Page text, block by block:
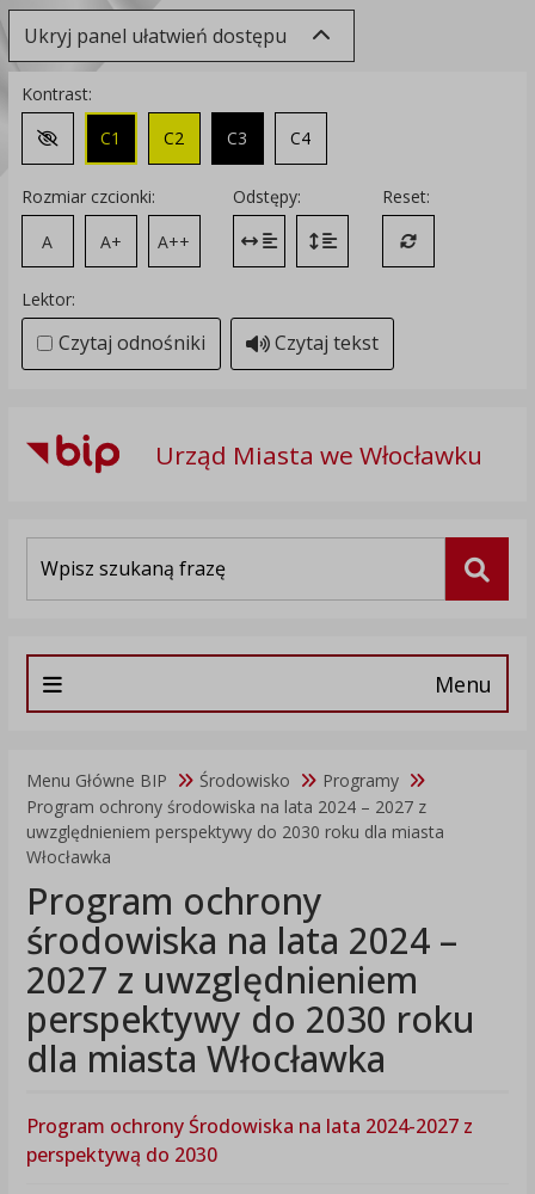
Ukryj panel ułatwień dostępu
Kontrast:
Zmień kontrast na domyślny
C1 C2 C3 C4
Rozmiar czcionki:
A
A+ A++
Odstępy:
Zmień odstęp między literami
Zmień interlinię i margines
Reset:
Przywróć
Lektor:
Czytaj odnośniki Czytaj tekst
Urząd Miasta we Włocławku
Menu
Menu Główne BIP Środowisko
Programy
Program ochrony środowiska na lata 2024 – 2027 z
uwzględnieniem perspektywy do 2030 roku dla miasta
Włocławka
Program ochrony
środowiska na lata 2024 –
2027 z uwzględnieniem
perspektywy do 2030 roku
dla miasta Włocławka
Program ochrony Środowiska na lata 2024-2027 z
perspektywą do 2030